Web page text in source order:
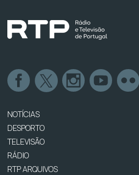
NOTÍCIAS
DESPORTO
TELEVISÃO
RÁDIO
RTP ARQUIVOS